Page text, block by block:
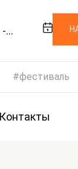
фестиваль
Контакты